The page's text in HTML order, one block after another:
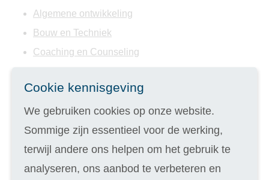
Algemene ontwikkeling
Bouw en Techniek
Coaching en Counseling
Dierenzorg
Duurzaamheid en Energie
Evenementen
Facilitaire dienstverlening
Financiële administratie
Cookie kennisgeving
We gebruiken cookies op onze website.
Sommige zijn essentieel voor de werking,
terwijl andere ons helpen om het gebruik te
analyseren, ons aanbod te verbeteren en